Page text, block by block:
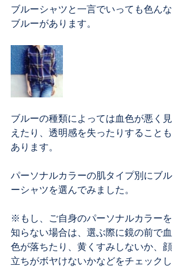
ブルーシャツと一言でいっても色んな
ブルーがあります。
ブルーの種類によっては血色が悪く見
えたり、透明感を失ったりすることも
あります。
パーソナルカラーの肌タイプ別にブル
ーシャツを選んでみました。
※もし、ご自身のパーソナルカラーを
知らない場合は、選ぶ際に鏡の前で血
色が落ちたり、黄くすみしないか、顔
立ちがボヤけないかなどをチェックし